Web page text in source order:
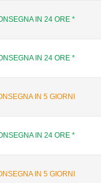
IN 24 ORE *
IN 24 ORE *
IN 5 GIORNI
IN 24 ORE *
IN 5 GIORNI